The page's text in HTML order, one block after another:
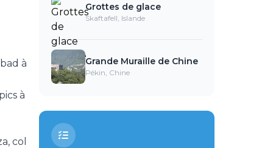
à
à
col
Grottes de glace
Skaftafell, Islande
Grande Muraille de Chine
Pékin, Chine